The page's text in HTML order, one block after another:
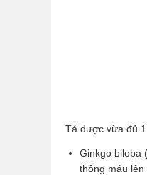
Tá dược vừa đủ 1
Ginkgo biloba
thông máu